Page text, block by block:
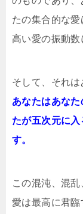
たの集合的な
高い愛の振動数
そして、それは
あなたはあな
たが五次元に
す。
この混沌、混乱
愛は最高に君